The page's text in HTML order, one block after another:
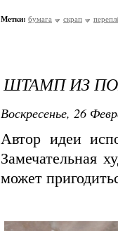
Метки: бумага скрап
ШТАМП ИЗ
Воскресенье, 26
Автор идеи
Замечательная
может